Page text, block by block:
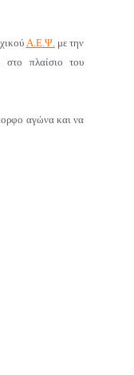
Α.Ε.Ψ. με την
στο πλαίσιο του
αγώνα και να